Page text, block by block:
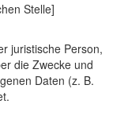
Stelle]
juristische Person,
die Zwecke und
Daten (z. B.